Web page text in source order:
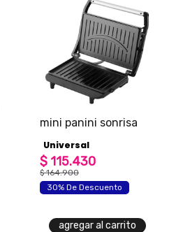
mini panini sonrisa
Universal
$ 115.430
$ 164.900
30% De Descuento
agregar al carrito